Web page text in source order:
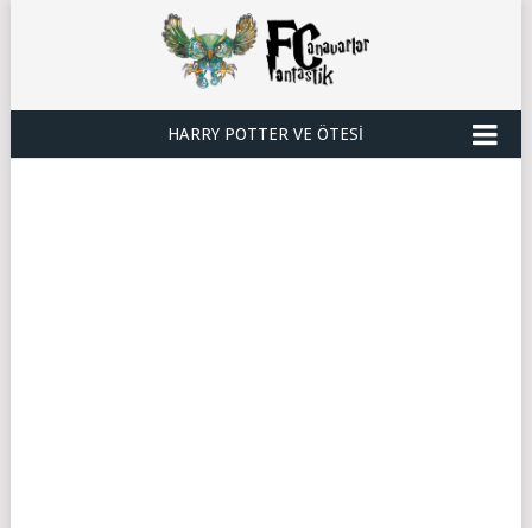
HARRY POTTER VE ÖTESI